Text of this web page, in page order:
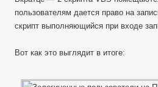
пользователям дается право на
скрипт выполняющийся при входе
Вот как это выглядит в итоге: